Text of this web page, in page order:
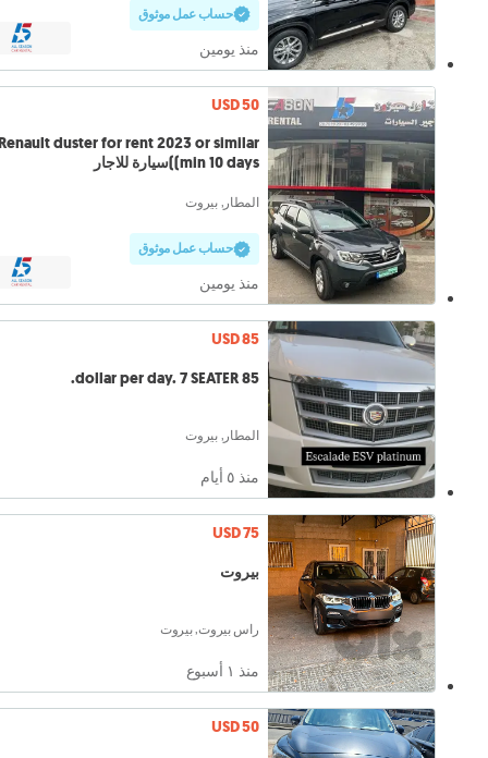
حساب عمل موثوق
منذ يومين
USD 50
duster for rent 2023 or similar
(min 10 days)سيارة للاجار
المطار, بيروت
حساب عمل موثوق
منذ يومين
USD 85
85 dollar per day. 7 SEATER.
المطار, بيروت
منذ ٥ أيام
USD 75
بيروت
راس بيروت, بيروت
منذ ١ أسبوع
USD 50